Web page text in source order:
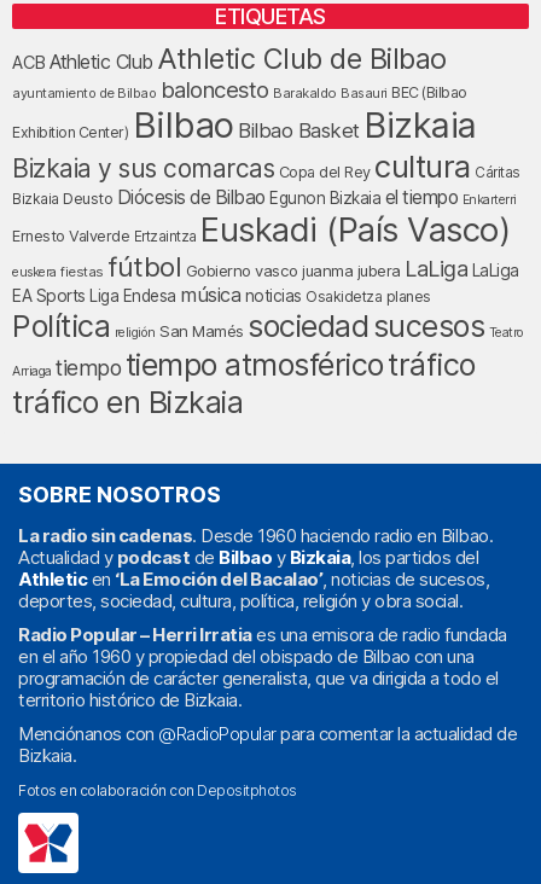
ETIQUETAS
ACB Athletic Club Athletic Club de Bilbao
ayuntamiento de Bilbao baloncesto Barakaldo Basauri BEC (Bilbao
Exhibition Center) Bilbao Bilbao Basket Bizkaia
Bizkaia y sus comarcas Copa del Rey cultura Cáritas
Bizkaia Deusto Diócesis de Bilbao Egunon Bizkaia el tiempo Enkarterri
Ernesto Valverde Ertzaintza Euskadi (País Vasco)
euskera fiestas fútbol Gobierno vasco juanma jubera LaLiga LaLiga
EA Sports
Liga Endesa música noticias Osakidetza planes
Política religión San Mamés sociedad sucesos Teatro
Arriaga tiempo tiempo atmosféricotráfico
tráfico en Bizkaia
SOBRE NOSOTROS
La radio sin cadenas. Desde 1960 haciendo radio en Bilbao.
Actualidad y podcast de Bilbao y Bizkaia, los partidos del
Athleticen ‘La Emoción del Bacalao’, noticias de sucesos,
deportes, sociedad, cultura, política, religión y obra social.
Radio Popular – Herri Irratiaes una emisora de radio fundada
en el año 1960 y propiedad del obispado de Bilbao con una
programación de carácter generalista, que va dirigida a todo el
territorio histórico de Bizkaia.
Menciónanos con @RadioPopularpara comentar la actualidad de
Bizkaia.
Fotos en colaboración con Depositphotos